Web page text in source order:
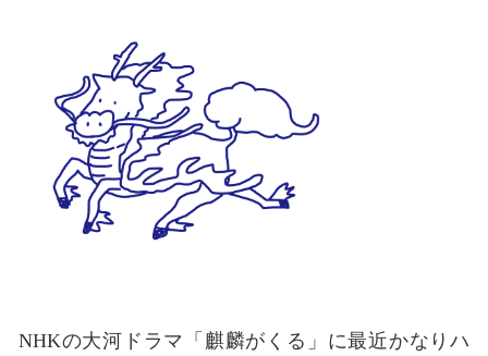
NHKの大河ドラマ「麒麟がくる」に最近かなりハ